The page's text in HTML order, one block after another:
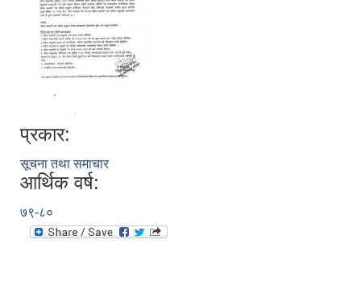
प्रकार:
सूचना तथा समाचार
आर्थिक वर्ष:
७९-८०